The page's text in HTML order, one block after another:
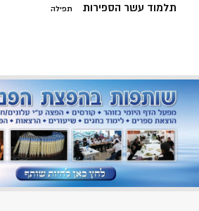
תלמוד עשר הספירות תפילה